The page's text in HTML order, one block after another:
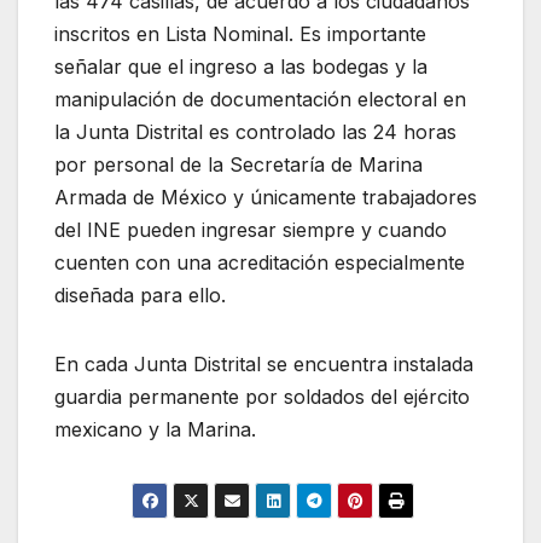
inscritos en Lista Nominal. Es importante
señalar que el ingreso a las bodegas y la
manipulación de documentación electoral en
la Junta Distrital es controlado las 24 horas
por personal de la Secretaría de Marina
Armada de México y únicamente trabajadores
del INE pueden ingresar siempre y cuando
cuenten con una acreditación especialmente
diseñada para ello.
En cada Junta Distrital se encuentra instalada
guardia permanente por soldados del ejército
mexicano y la Marina.